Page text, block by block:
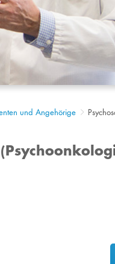
und Angehörige